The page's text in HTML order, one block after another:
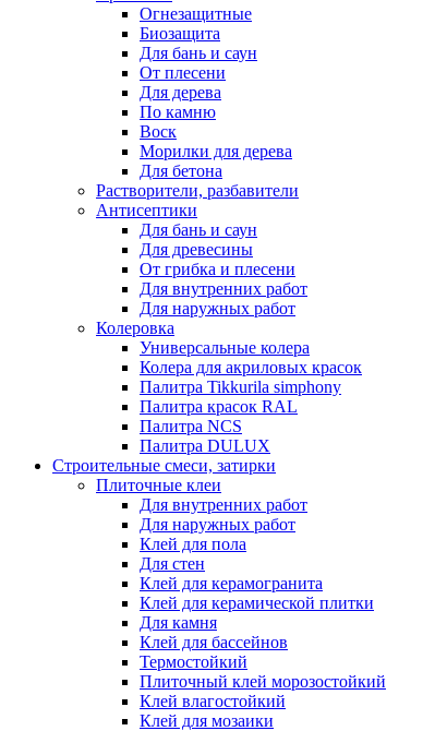
Огнезащитные
Биозащита
Для бань и саун
От плесени
Для дерева
По камню
Воск
Морилки для дерева
Для бетона
Растворители, разбавители
Антисептики
Для бань и саун
Для древесины
От грибка и плесени
Для внутренних работ
Для наружных работ
Колеровка
Универсальные колера
Колера для акриловых красок
Палитра Tikkurila simphony
Палитра красок RAL
Палитра NCS
Палитра DULUX
Строительные смеси, затирки
Плиточные клеи
Для внутренних работ
Для наружных работ
Клей для пола
Для стен
Клей для керамогранита
Клей для керамической плитки
Для камня
Клей для бассейнов
Термостойкий
Плиточный клей морозостойкий
Клей влагостойкий
Клей для мозаики